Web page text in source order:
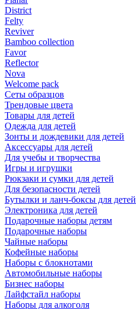
District
Felty
Reviver
Bamboo collection
Favor
Reflector
Nova
Welcome pack
Сеты образцов
Трендовые цвета
Товары для детей
Одежда для детей
Зонты и дождевики для детей
Аксессуары для детей
Для учебы и творчества
Игры и игрушки
Рюкзаки и сумки для детей
Для безопасности детей
Бутылки и ланч-боксы для детей
Электроника для детей
Подарочные наборы детям
Подарочные наборы
Чайные наборы
Кофейные наборы
Наборы с блокнотами
Автомобильные наборы
Бизнес наборы
Лайфстайл наборы
Наборы для алкоголя